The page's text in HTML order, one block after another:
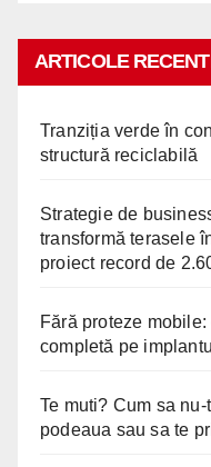
ARTICOLE
Tranziția verde în
structură reciclabilă
Strategie de
transformă terasele
proiect record de
Fără proteze
completă pe
Te muti? Cum sa
podeaua sau sa te